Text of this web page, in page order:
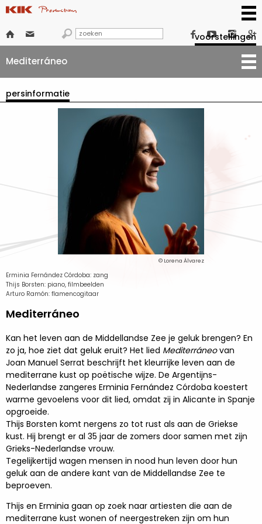
      
voorstellingen
Mediterráneo
persinformatie
© Lorena Álvarez
Erminia Fernández Córdoba: zang
Thijs Borsten: piano, filmbeelden
Arturo Ramón: flamencogitaar
Mediterráneo
Kan het leven aan de Middellandse Zee je geluk brengen? En
zo ja, hoe ziet dat geluk eruit? Het lied Mediterráneovan
Joan Manuel Serrat beschrijft het kleurrijke leven aan de
mediterrane kust op poëtische wijze. De Argentijns-
Nederlandse zangeres Erminia Fernández Córdoba koestert
warme gevoelens voor dit lied, omdat zij in Alicante in Spanje
opgroeide.
Thijs Borsten komt nergens zo tot rust als aan de Griekse
kust. Hij brengt er al 35 jaar de zomers door samen met zijn
Grieks-Nederlandse vrouw.
Tegelijkertijd wagen mensen in nood hun leven door hun
geluk aan de andere kant van de Middellandse Zee te
beproeven.
Thijs en Erminia gaan op zoek naar artiesten die aan de
mediterrane kust wonen of neergestreken zijn om hun